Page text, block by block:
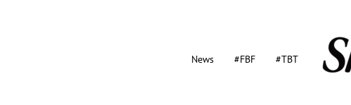
News #FBF #TBT